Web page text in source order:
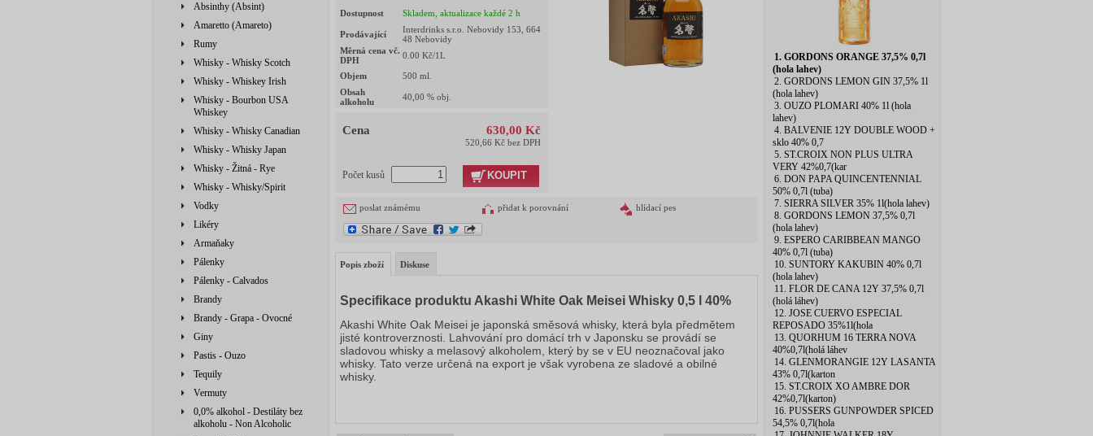
Absinthy (Absint)
Amaretto (Amareto)
Rumy
Whisky - Whisky Scotch
Whisky - Whiskey Irish
Whisky - Bourbon USA
Whiskey
Whisky - Whisky Canadian
Whisky - Whisky Japan
Whisky - Žitná - Rye
Whisky - Whisky/Spirit
Vodky
Likéry
Armaňaky
Pálenky
Pálenky - Calvados
Brandy
Brandy - Grapa - Ovocné
Giny
Pastis - Ouzo
Tequily
Vermuty
0,0% alkohol - Destiláty bez
alkoholu - Non Alcoholic
Dostupnost Skladem, aktualizace každé 2 h
Prodávající
Interdrinks s.r.o. Nebovidy 153, 664
48 Nebovidy
Měrná cena vč.
DPH
0.00 Kč/1L
Objem 500 ml.
Obsah
alkoholu
40,00 % obj.
Cena 630,00 Kč
520,66 Kč bez DPH
Počet kusů KOUPIT
poslat známému přidat k porovnání hlídací pes
Popis zboží Diskuse
Specifikace produktu Akashi White Oak Meisei Whisky 0,5 l 40%
Akashi White Oak Meisei je japonská směsová whisky, která byla předmětem
jisté kontroverznosti. Lahvování pro domácí trh v Japonsku se provádí se
sladovou whisky a melasový alkoholem, který by se v EU neoznačoval jako
whisky. Tato verze určená na export je však vyrobena ze sladové a obilné
whisky.
1. GORDONS ORANGE 37,5% 0,7l
(hola lahev)
2. GORDONS LEMON GIN 37,5% 1l
(hola lahev)
3. OUZO PLOMARI 40% 1l (hola
lahev)
4. BALVENIE 12Y DOUBLE WOOD +
sklo 40% 0,7
5. ST.CROIX NON PLUS ULTRA
VERY 42%0,7(kar
6. DON PAPA QUINCENTENNIAL
50% 0,7l (tuba)
7. SIERRA SILVER 35% 1l(hola lahev)
8. GORDONS LEMON 37,5% 0,7l
(hola lahev)
9. ESPERO CARIBBEAN MANGO
40% 0,7l (tuba)
10. SUNTORY KAKUBIN 40% 0,7l
(hola lahev)
11. FLOR DE CANA 12Y 37,5% 0,7l
(holá láhev)
12. JOSE CUERVO ESPECIAL
REPOSADO 35%1l(hola
13. QUORHUM 16 TERRA NOVA
40%0,7l(holá láhev
14. GLENMORANGIE 12Y LASANTA
43% 0,7l(karton
15. ST.CROIX XO AMBRE DOR
42%0,7l(karton)
16. PUSSERS GUNPOWDER SPICED
54,5% 0,7l(hola